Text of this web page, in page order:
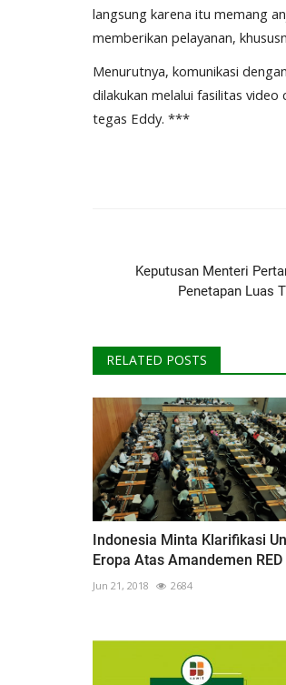
langsung karena itu memang
memberikan pelayanan,
Menurutnya, komunikasi
dilakukan melalui fasilitas
tegas Eddy. ***
Keputusan Menteri
Penetapan Luas
RELATED POSTS
Indonesia Minta Klarifikasi
Eropa Atas Amandemen RED
Jun 21, 2018 2684